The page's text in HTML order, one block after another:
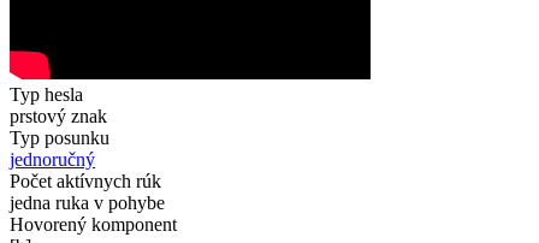
Typ hesla
prstový znak
Typ posunku
jednoručný
Počet aktívnych rúk
jedna ruka v pohybe
Hovorený komponent